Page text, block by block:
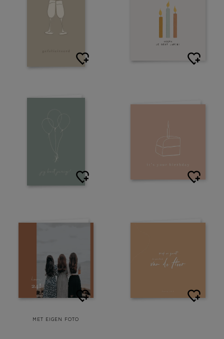
MET EIGEN FOTO